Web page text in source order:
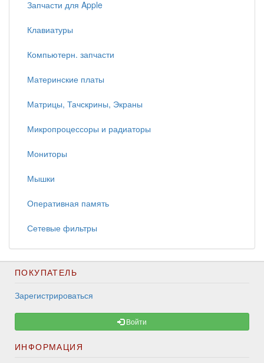
Запчасти для Apple
Клавиатуры
Компьютерн. запчасти
Материнские платы
Матрицы, Тачскрины, Экраны
Микропроцессоры и радиаторы
Мониторы
Мышки
Оперативная память
Сетевые фильтры
ПОКУПАТЕЛЬ
Зарегистрироваться
Войти
ИНФОРМАЦИЯ